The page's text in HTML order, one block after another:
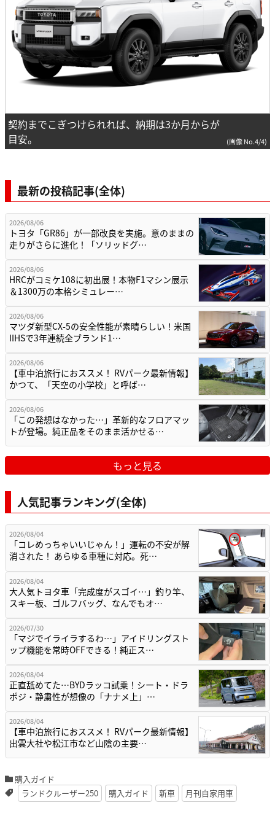
契約までこぎつけられれば、納期は3か月からが
目安。
(画像 No.4/4)
最新の投稿記事(全体)
2026/08/06
トヨタ「GR86」が一部改良を実施。意のままの
走りがさらに進化！「ソリッドグ…
2026/08/06
HRCがコミケ108に初出展！本物F1マシン展示
＆1300万の本格シミュレー…
2026/08/06
マツダ新型CX-5の安全性能が素晴らしい！米国
IIHSで3年連続全ブランド1…
2026/08/06
【車中泊旅行におススメ！ RVパーク最新情報】
かつて、「天空の小学校」と呼ば…
2026/08/06
「この発想はなかった…」革新的なフロアマッ
トが登場。純正品をそのまま活かせる…
もっと見る
人気記事ランキング(全体)
2026/08/04
「コレめっちゃいいじゃん！」運転の不安が解
消された！ あらゆる車種に対応。死…
2026/08/04
大人気トヨタ車「完成度がスゴイ…」釣り竿、
スキー板、ゴルフバッグ、なんでもオ…
2026/07/30
「マジでイライラするわ…」アイドリングスト
ップ機能を常時OFFできる！純正ス…
2026/08/04
正直舐めてた…BYDラッコ試乗！シート・ドラ
ポジ・静粛性が想像の「ナナメ上」…
2026/08/04
【車中泊旅行におススメ！ RVパーク最新情報】
出雲大社や松江市など山陰の主要…
購入ガイド
ランドクルーザー250
購入ガイド 新車 月刊自家用車